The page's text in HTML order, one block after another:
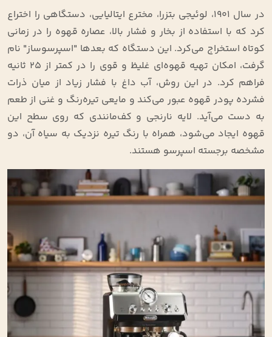
در سال 1901، لوئیجی بتزرا، مخترع ایتالیایی، دستگاهی را اختراع
کرد که با استفاده از بخار و فشار بالا، عصاره قهوه را در زمانی
کوتاه استخراج می‌کرد. این دستگاه که بعدها "اسپرسوساز" نام
گرفت، امکان تهیه قهوه‌ای غلیظ و قوی را در کمتر از 25 ثانیه
فراهم کرد. در این روش، آب داغ با فشار زیاد از میان ذرات
فشرده پودر قهوه عبور می‌کند و مایعی تیره‌رنگ و غنی از طعم
به دست می‌آید. لایه نارنجی و کف‌مانندی که روی سطح این
قهوه ایجاد می‌شود، همراه با رنگ تیره نزدیک به سیاه آن، دو
مشخصه برجسته اسپرسو هستند.